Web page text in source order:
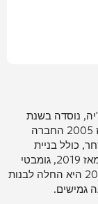
נוסדה בשנת
לאחר שהחלה בעבודות תיקון ושיקום, מאז 2005 החברה
כולל בניית
מאז 2019, גומבטי
הציגה שירותי מלון בפרויקטים למגורים, ומאז 2020 היא החלה לבנות
גמישים.